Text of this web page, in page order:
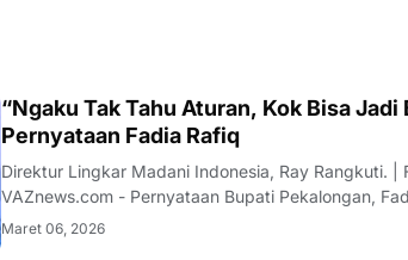
“Ngaku Tak Tahu Aturan, Kok Bisa
Pernyataan Fadia Rafiq
Direktur Lingkar Madani Indonesia, Ray Rangkuti. |
VAZnews.com - Pernyataan Bupati Pekalongan,
aturan tertentu menuai sorotan dari sejumlah
Maret 06, 2026